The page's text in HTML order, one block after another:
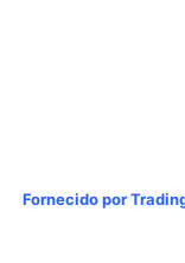
Fornecido por